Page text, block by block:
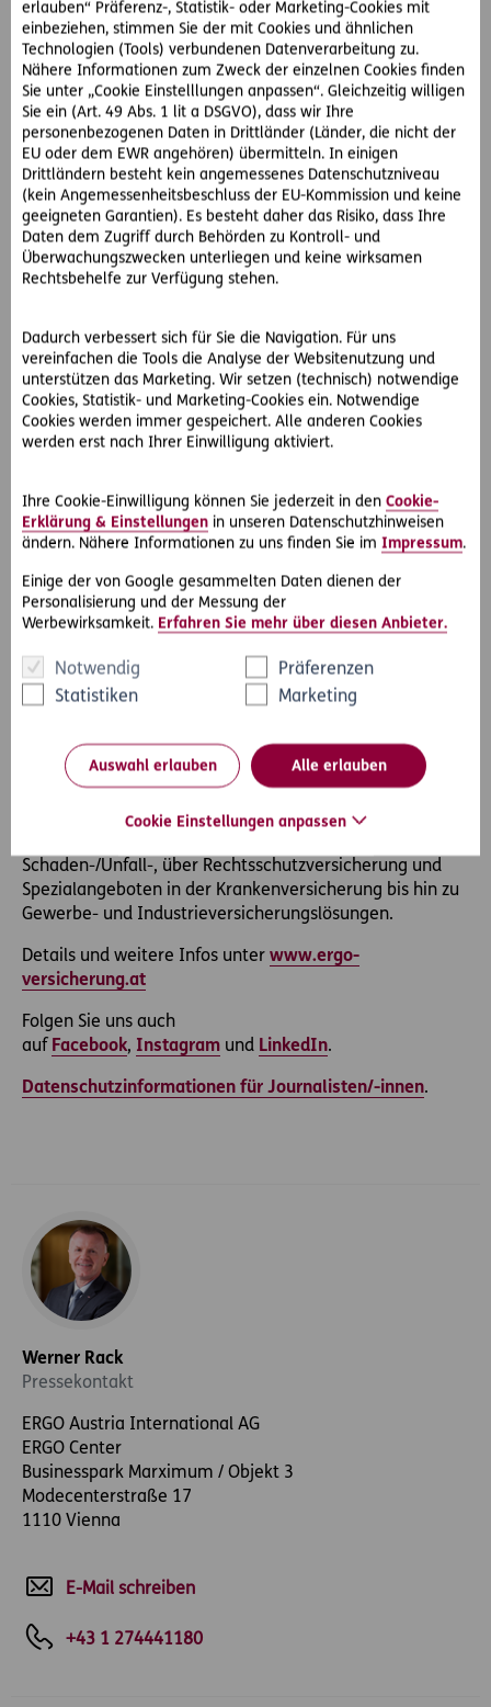
erlauben“ Präferenz-, Statistik- oder Marketing-Cookies mit
einbeziehen, stimmen Sie der mit Cookies und ähnlichen
Technologien (Tools) verbundenen Datenverarbeitung zu.
Nähere Informationen zum Zweck der einzelnen Cookies finden
Sie unter „Cookie Einstelllungen anpassen“. Gleichzeitig willigen
Sie ein (Art. 49 Abs. 1 lit a DSGVO), dass wir Ihre
personenbezogenen Daten in Drittländer (Länder, die nicht der
EU oder dem EWR angehören) übermitteln. In einigen
Drittländern besteht kein angemessenes Datenschutzniveau
(kein Angemessenheitsbeschluss der EU-Kommission und keine
geeigneten Garantien). Es besteht daher das Risiko, dass Ihre
Daten dem Zugriff durch Behörden zu Kontroll- und
Überwachungszwecken unterliegen und keine wirksamen
Rechtsbehelfe zur Verfügung stehen.
Dadurch verbessert sich für Sie die Navigation. Für uns
vereinfachen die Tools die Analyse der Websitenutzung und
unterstützen das Marketing. Wir setzen (technisch) notwendige
Cookies, Statistik- und Marketing-Cookies ein. Notwendige
Cookies werden immer gespeichert. Alle anderen Cookies
werden erst nach Ihrer Einwilligung aktiviert.
Ihre Cookie-Einwilligung können Sie jederzeit in den Cookie-
Erklärung & Einstellungen in unseren Datenschutzhinweisen
ändern. Nähere Informationen zu uns finden Sie im Impressum.
Einige der von Google gesammelten Daten dienen der
Personalisierung und der Messung der
Werbewirksamkeit. Erfahren Sie mehr über diesen Anbieter.
Notwendig
Präferenzen
Statistiken
Marketing
Auswahl erlauben Alle erlauben
Cookie Einstellungen anpassen
© ERNA Productions GmbH
© ERNA Productions GmbH
Über die ERGO Versicherung
Die ERGO Versicherung AG ist mit ihrer weit über 100-
jährigen Erfolgsgeschichte und über 30 Standorten eines
der führenden Versicherungsunternehmen auf dem
österreichischen Markt. Als Tochtergesellschaft der ERGO
Austria International AG ist sie Teil der ERGO Group und
somit der Munich Re, einem der weltweit führenden
strategischer Kooperationen mit den Partnern
UniCredit/Bank Austria und Volksbanken sowie über den
und den Direktvertrieb, bietet sie
kundenbedarfsorientierte Produktlösungen und
umfassende Serviceleistungen mit Mehrwert. Das
Angebot richtet sich an Privatpersonen sowie
Schaden-/Unfall-, über Rechtsschutzversicherung und
Spezialangeboten in der Krankenversicherung bis hin zu
Gewerbe- und Industrieversicherungslösungen.
Details und weitere Infos unter www.ergo-
versicherung.at
Folgen Sie uns auch
auf Facebook, Instagram und LinkedIn.
Datenschutzinformationen für Journalisten/-innen.
Werner Rack
Pressekontakt
ERGO Austria International AG
ERGO Center
Businesspark Marximum / Objekt 3
Modecenterstraße 17
1110 Vienna
E-Mail schreiben
+43 1 274441180